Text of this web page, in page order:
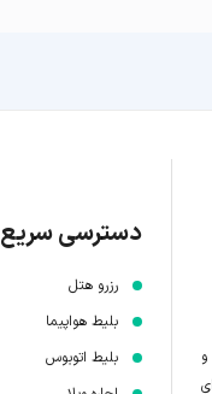
دسترسی سریع
رزرو هتل
بلیط هواپیما
بلیط اتوبوس